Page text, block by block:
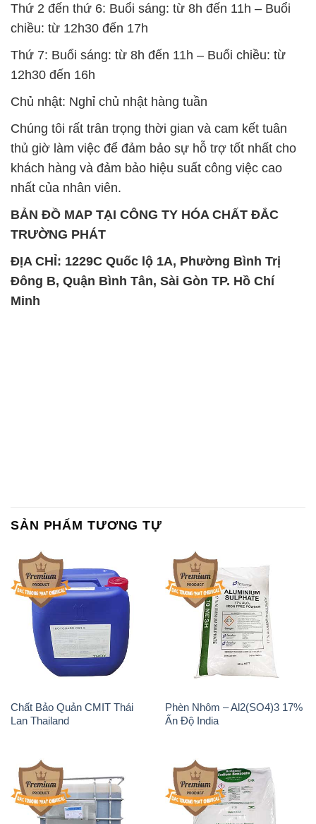
Thứ 2 đến thứ 6: Buổi sáng: từ 8h đến 11h – Buổi
chiều: từ 12h30 đến 17h
Thứ 7: Buổi sáng: từ 8h đến 11h – Buổi chiều: từ
12h30 đến 16h
Chủ nhật: Nghỉ chủ nhật hàng tuần
Chúng tôi rất trân trọng thời gian và cam kết tuân
thủ giờ làm việc để đảm bảo sự hỗ trợ tốt nhất cho
khách hàng và đảm bảo hiệu suất công việc cao
nhất của nhân viên.
BẢN ĐỒ MAP TẠI CÔNG TY HÓA CHẤT ĐẮC
TRƯỜNG PHÁT
ĐỊA CHỈ: 1229C Quốc lộ 1A, Phường Bình Trị
Đông B, Quận Bình Tân, Sài Gòn TP. Hồ Chí
Minh
SẢN PHẨM TƯƠNG TỰ
Chất Bảo Quản CMIT Thái
Lan Thailand
Phèn Nhôm – Al2(SO4)3 17%
Ấn Độ India